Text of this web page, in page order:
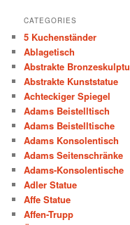
CATEGORIES
5 Kuchenständer
Ablagetisch
Abstrakte
Abstrakte Kunststatue
Achteckiger Spiegel
Adams Beistelltisch
Adams Beistelltische
Adams Konsolentisch
Adams Seitenschränke
Adams-Konsolentische
Adler Statue
Affe Statue
Affen-Trupp